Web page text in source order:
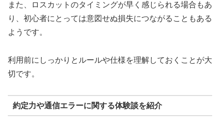
また、ロスカットのタイミングが早く感じられる場合もあ
り、初心者にとっては意図せぬ損失につながることもある
ようです。
利用前にしっかりとルールや仕様を理解しておくことが大
切です。
約定力や通信エラーに関する体験談を紹介